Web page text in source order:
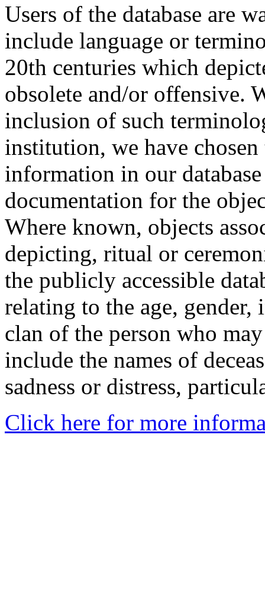
Users of the database are
include language or
20th centuries which
obsolete and/or offensive.
inclusion of such
institution, we have
information in our
documentation for the
Where known, objects
depicting, ritual or
the publicly accessible
relating to the age,
clan of the person who
include the names of
sadness or distress,
Click here for more